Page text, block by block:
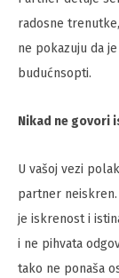
radosne
ne pokazuju da
budućnsopti.
Nikad ne govori
U vašoj vezi
partner
je iskrenost i
i ne pihvata
tako ne ponaša